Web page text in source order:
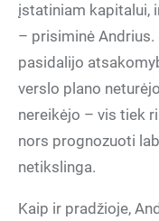
įstatiniam kapitalui,
– prisiminė Andrius.
pasidalijo
verslo plano
nereikėjo – vis tiek
nors prognozuoti
netikslinga.
Kaip ir pradžioje,